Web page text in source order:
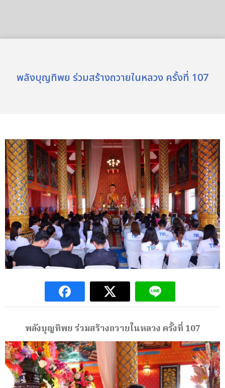
พลังบุญทิพย ร่วมสร้างถวายในหลวง ครั้งที่ 107
พลังบุญทิพย ร่วมสร้างถวายในหลวง ครั้งที่ 107